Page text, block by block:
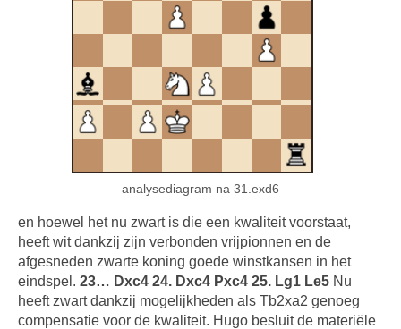
analysediagram na 31.exd6
en hoewel het nu zwart is die een kwaliteit voorstaat,
heeft wit dankzij zijn verbonden vrijpionnen en de
afgesneden zwarte koning goede winstkansen in het
eindspel. 23… Dxc4 24. Dxc4 Pxc4 25. Lg1 Le5 Nu
heeft zwart dankzij mogelijkheden als Tb2xa2 genoeg
compensatie voor de kwaliteit. Hugo besluit de materiële